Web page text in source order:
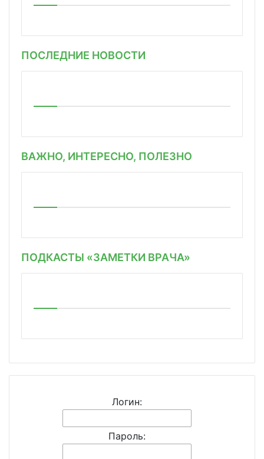
ПОСЛЕДНИЕ НОВОСТИ
ВАЖНО, ИНТЕРЕСНО, ПОЛЕЗНО
ПОДКАСТЫ «ЗАМЕТКИ ВРАЧА»
Логин:
Пароль: